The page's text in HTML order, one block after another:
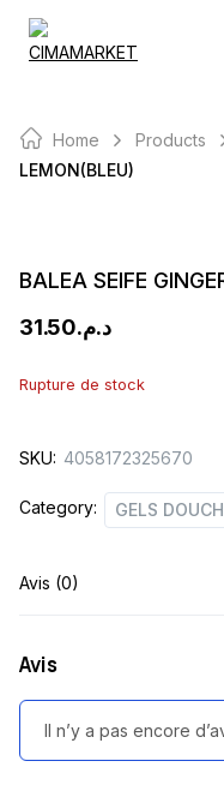
Skip
Home Products
LEMON(BLEU)
BALEA SEIFE
د.م.31.50
Rupture de stock
SKU: 4058172325670
Category: GELS
Avis (0)
Avis
Il n’y a pas encore